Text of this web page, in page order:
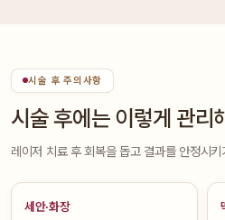
시술 후 주의사항
시술 후에는 이렇게 관리
레이저 치료 후 회복을 돕고 결과를 안정시
세안·화장